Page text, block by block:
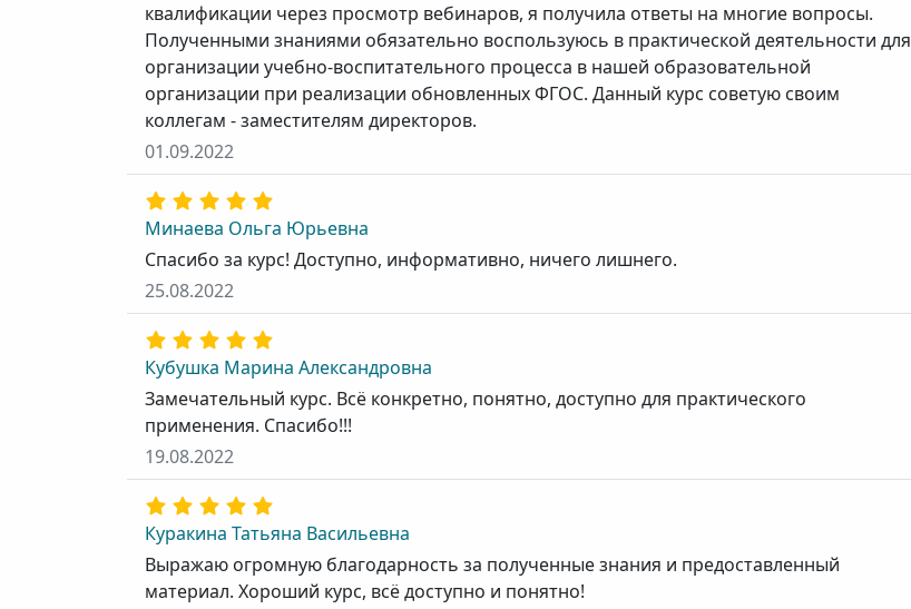
квалификации через просмотр вебинаров, я получила ответы на многие вопросы.
Полученными знаниями обязательно воспользуюсь в практической деятельности для
организации учебно-воспитательного процесса в нашей образовательной
организации при реализации обновленных ФГОС. Данный курс советую своим
коллегам - заместителям директоров.
01.09.2022
Минаева Ольга Юрьевна
Спасибо за курс! Доступно, информативно, ничего лишнего.
25.08.2022
Кубушка Марина Александровна
Замечательный курс. Всё конкретно, понятно, доступно для практического
применения. Спасибо!!!
19.08.2022
Куракина Татьяна Васильевна
Выражаю огромную благодарность за полученные знания и предоставленный
материал. Хороший курс, всё доступно и понятно!